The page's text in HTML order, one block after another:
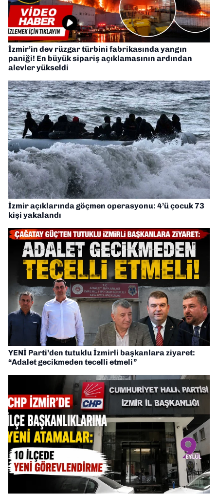
İzmir’in dev rüzgar türbini fabrikasında yangın
paniği! En büyük sipariş açıklamasının ardından
alevler yükseldi
İzmir açıklarında göçmen operasyonu: 4’ü çocuk 73
kişi yakalandı
YENİ Parti’den tutuklu İzmirli başkanlara ziyaret:
“Adalet gecikmeden tecelli etmeli”